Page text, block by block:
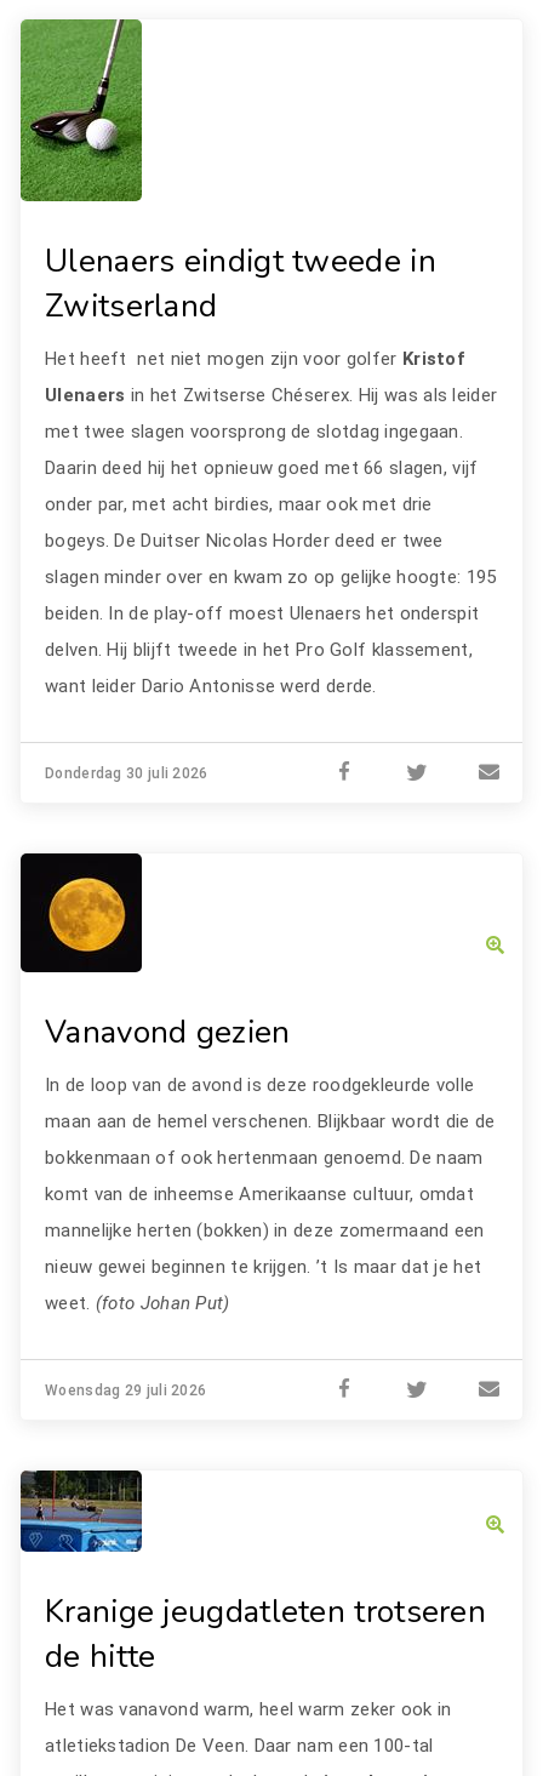
Ulenaers eindigt tweede in
Zwitserland
Het heeft net niet mogen zijn voor golfer Kristof
Ulenaers in het Zwitserse Chéserex. Hij was als leider
met twee slagen voorsprong de slotdag ingegaan.
Daarin deed hij het opnieuw goed met 66 slagen, vijf
onder par, met acht birdies, maar ook met drie
bogeys. De Duitser Nicolas Horder deed er twee
slagen minder over en kwam zo op gelijke hoogte: 195
beiden. In de play-off moest Ulenaers het onderspit
delven. Hij blijft tweede in het Pro Golf klassement,
want leider Dario Antonisse werd derde.
Donderdag 30 juli 2026
Vanavond gezien
In de loop van de avond is deze roodgekleurde volle
maan aan de hemel verschenen. Blijkbaar wordt die de
bokkenmaan of ook hertenmaan genoemd. De naam
komt van de inheemse Amerikaanse cultuur, omdat
mannelijke herten (bokken) in deze zomermaand een
nieuw gewei beginnen te krijgen. ’t Is maar dat je het
weet. (foto Johan Put)
Woensdag 29 juli 2026
Kranige jeugdatleten trotseren
de hitte
Het was vanavond warm, heel warm zeker ook in
atletiekstadion De Veen. Daar nam een 100-tal